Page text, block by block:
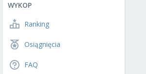
WYKOP
Ranking
Osiągnięcia
FAQ